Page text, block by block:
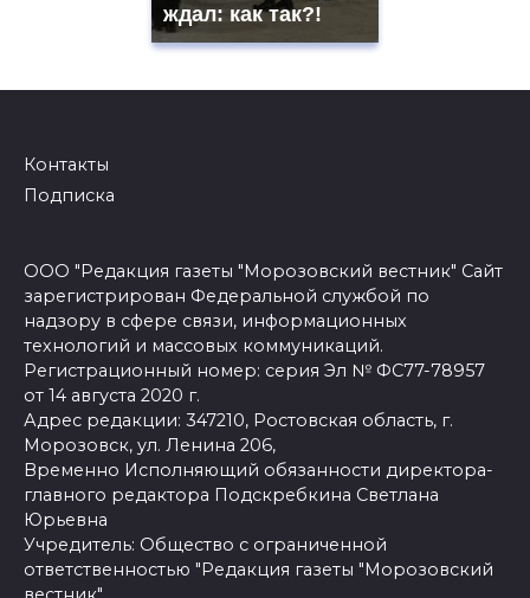
ждал: как так?!
Контакты
Подписка
ООО "Редакция газеты "Морозовский вестник" Сайт
зарегистрирован Федеральной службой по
надзору в сфере связи, информационных
технологий и массовых коммуникаций.
Регистрационный номер: серия Эл № ФС77-78957
от 14 августа 2020 г.
Адрес редакции: 347210, Ростовская область, г.
Морозовск, ул. Ленина 206,
Временно Исполняющий обязанности директора-
главного редактора Подскребкина Светлана
Юрьевна
Учредитель: Общество с ограниченной
ответственностью "Редакция газеты "Морозовский